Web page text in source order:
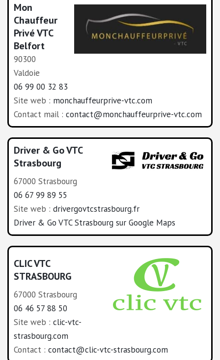
Mon
Chauffeur
Privé VTC
Belfort
90300
Valdoie
06 99 00 32 83
Site web : monchauffeurprive-vtc.com
Contact mail : contact@monchauffeurprive-vtc.com
Driver & Go VTC
Strasbourg
67000 Strasbourg
06 67 99 89 55
Site web : drivergovtcstrasbourg.fr
Driver & Go VTC Strasbourg sur Google Maps
CLIC VTC
STRASBOURG
67000 Strasbourg
06 46 57 88 50
Site web : clic-vtc-
strasbourg.com
Contact : contact@clic-vtc-strasbourg.com